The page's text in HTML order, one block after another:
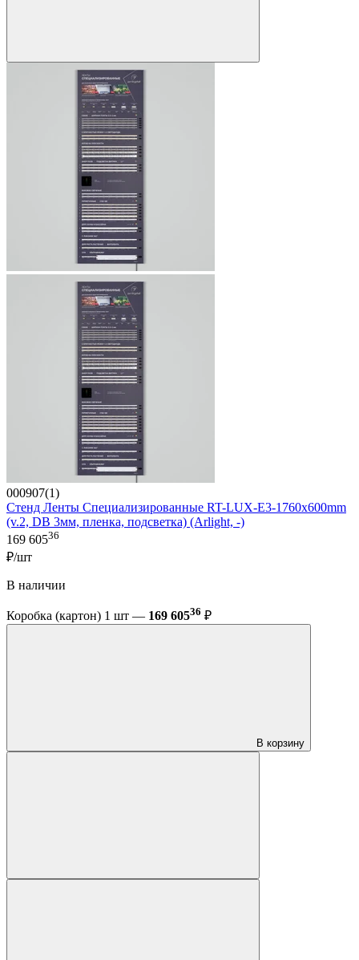
000907(1)
Стенд Ленты Специализированные RT-LUX-E3-1760x600mm
(v.2, DB 3мм, пленка, подсветка) (Arlight, -)
169 60536
₽/шт
В наличии
Коробка (картон) 1 шт — 169 60536 ₽
В корзину